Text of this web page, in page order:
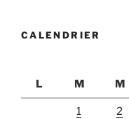
CALENDRIER
L
M M
1 2